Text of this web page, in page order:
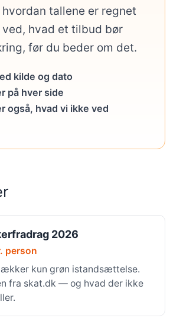
tallene er regnet
ved, hvad et tilbud bør
før du beder om det.
kilde og dato
på hver side
også, hvad vi ikke ved
2026
person
kun grøn istandsættelse.
fra skat.dk — og hvad der ikke